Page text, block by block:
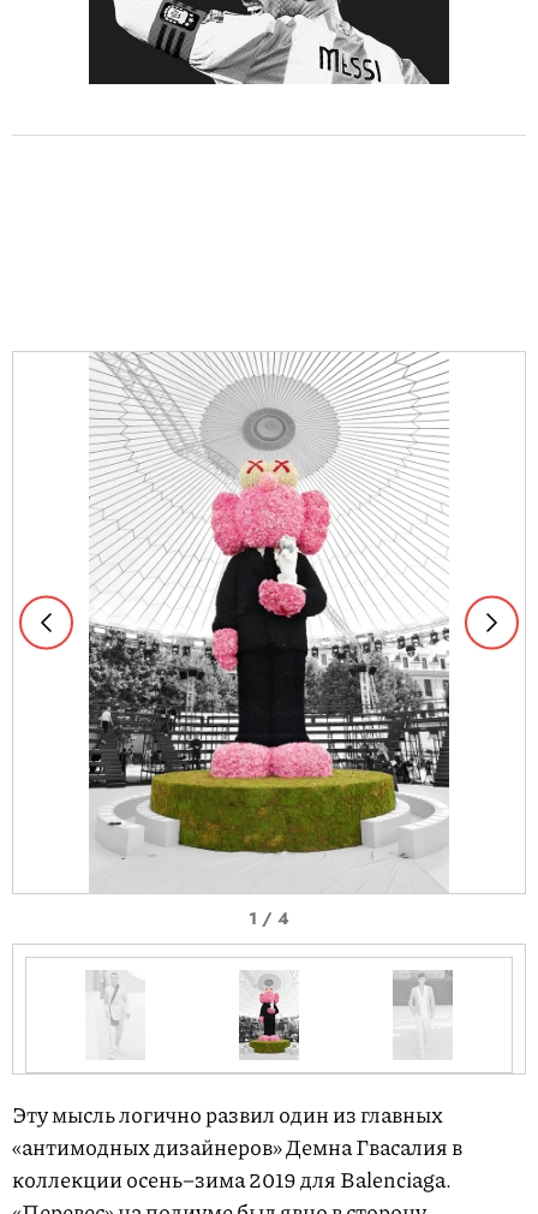
t
o
f
4
1 / 4
I
t
e
m
1
Эту мысль логично развил один из главных
«антимодных дизайнеров» Демна Гвасалия в
коллекции осень–зима 2019 для Balenciaga.